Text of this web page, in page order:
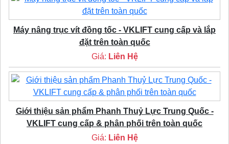
Máy nâng trục vít đồng tốc - VKLIFT cung cấp và lắp
đặt trên toàn quốc
Giá: Liên Hệ
Giới thiệu sản phẩm Phanh Thuỷ Lực Trung Quốc -
VKLIFT cung cấp & phân phối trên toàn quốc
Giá: Liên Hệ